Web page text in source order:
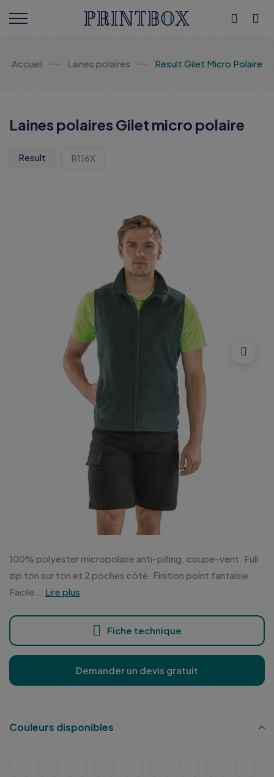
Accueil Laines polaires Result Gilet Micro Polaire
Laines polaires Gilet micro polaire
Result R116X
100% polyester micropolaire anti-pilling, coupe-vent. Full
zip ton sur ton et 2 poches côté. Finition point fantaisie.
Facile...
Lire plus
Fiche technique
Demander un devis gratuit
Couleurs disponibles